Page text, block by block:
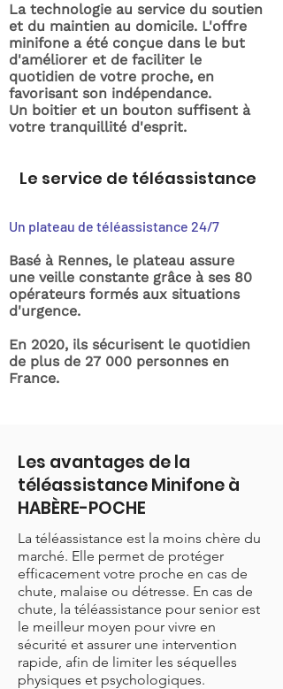
La technologie au service du soutien
et du maintien au domicile. L'offre
minifone a été conçue dans le but
d'améliorer et de faciliter le
quotidien de votre proche, en
favorisant son indépendance.
Un boitier et un bouton suffisent à
votre tranquillité d'esprit.
Le service de téléassistance
Un plateau de téléassistance 24/7
Basé à Rennes, le plateau assure
une veille constante grâce à ses 80
opérateurs formés aux situations
d'urgence.
En 2020, ils sécurisent le quotidien
de plus de 27 000 personnes en
France.
Les avantages de la
téléassistance Minifone à
HABÈRE-POCHE
La téléassistance est la moins chère du
marché. Elle permet de protéger
efficacement votre proche en cas de
chute, malaise ou détresse. En cas de
chute, la téléassistance pour senior est
le meilleur moyen pour vivre en
sécurité et assurer une intervention
rapide, afin de limiter les séquelles
physiques et psychologiques.